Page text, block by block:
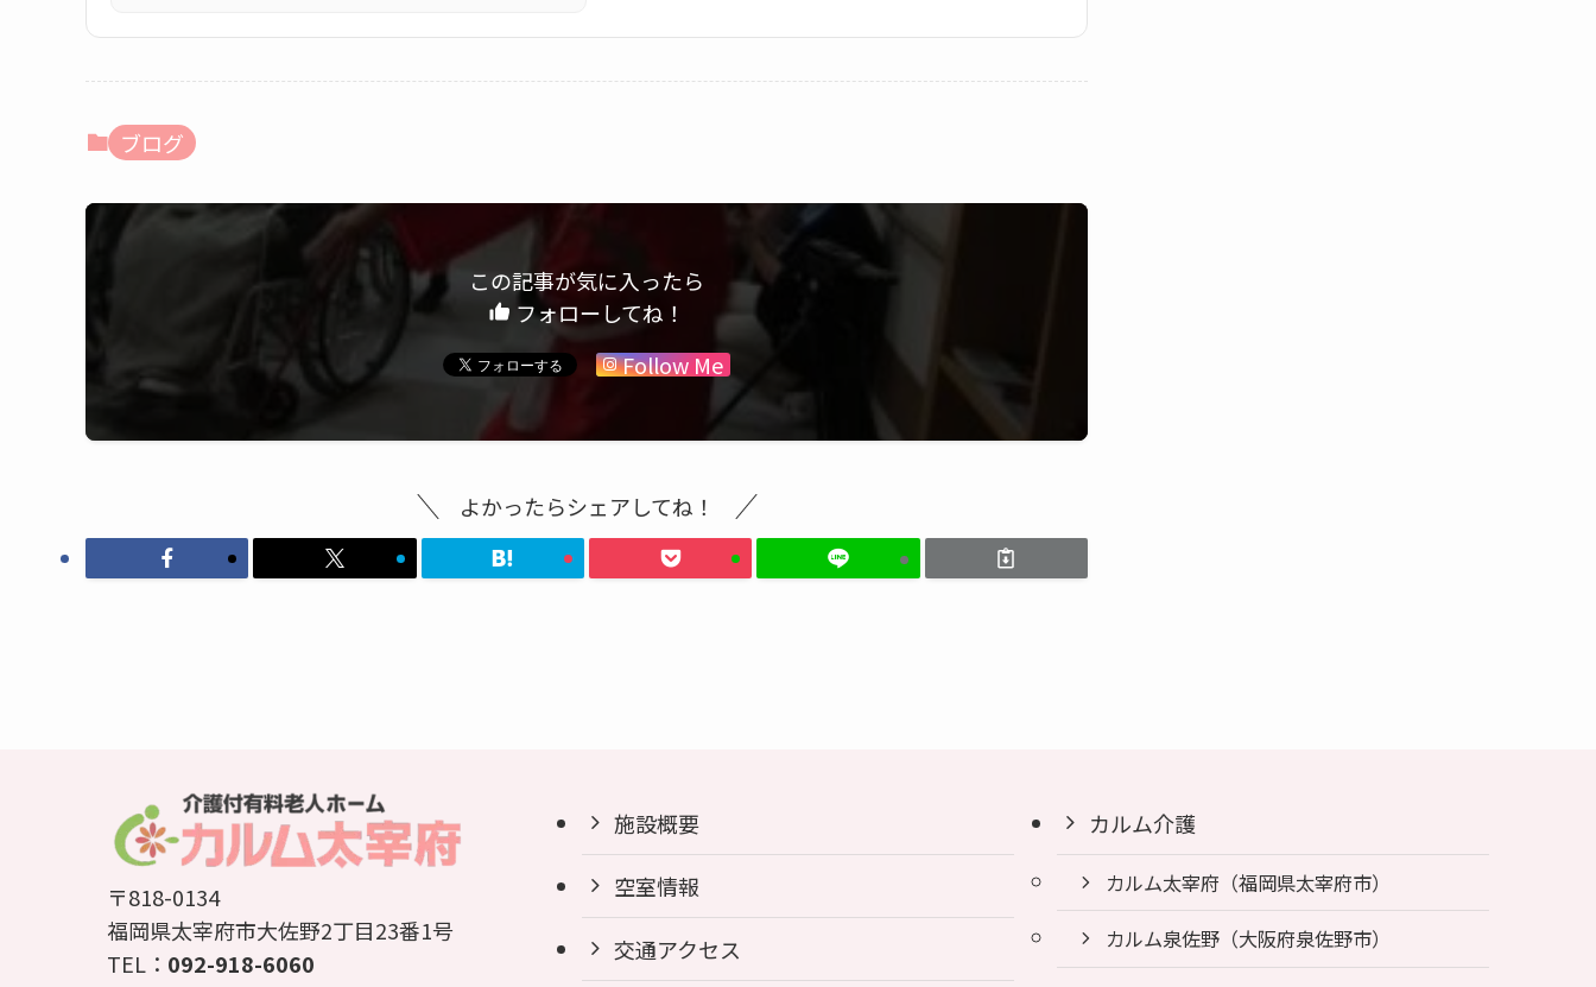
ブログ
この記事が気に入ったら
フォローしてね！
Follow Me
よかったらシェアしてね！
〒818-0134
福岡県太宰府市大佐野2丁目23番1号
TEL： 092-918-6060
施設概要
空室情報
交通アクセス
カルム介護
カルム太宰府（福岡県太宰府市）
カルム泉佐野（大阪府泉佐野市）